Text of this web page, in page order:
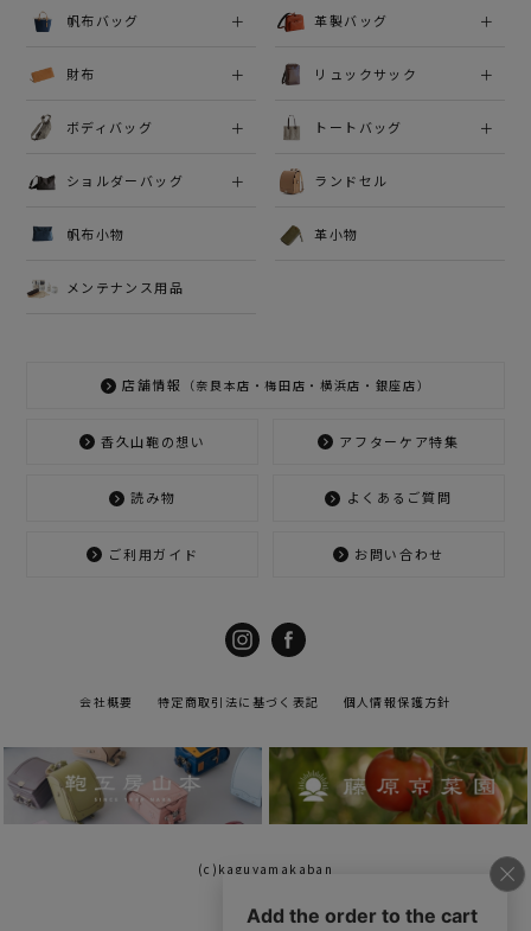
帆布バッグ 革製バッグ
財布 リュックサック
ボディバッグ トートバッグ
ショルダーバッグ ランドセル
帆布小物
メンテナンス用品
革小物
店舗情報 （奈良本店・梅田店・横浜店・銀座店）
香久山鞄の想い アフターケア特集
読み物 よくあるご質問
ご利用ガイド お問い合わせ
会社概要 特定商取引法に基づく表記 個人情報保護方針
(c)kaguyamakaban